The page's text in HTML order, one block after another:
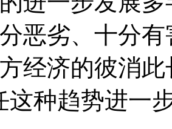
恶劣、十分
经济的彼消
这种趋势进一